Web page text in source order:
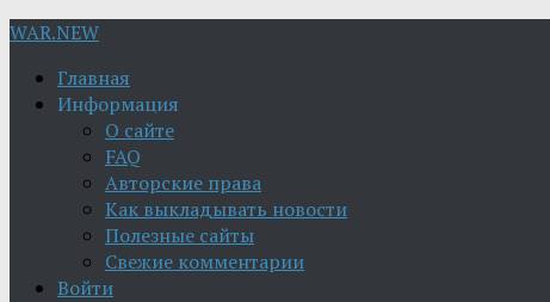
WAR.NEW
Главная
Информация
О сайте
FAQ
Авторские права
Как выкладывать новости
Полезные сайты
Свежие комментарии
Войти